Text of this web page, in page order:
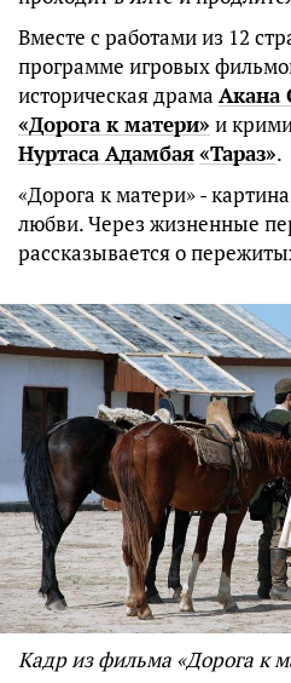
Вместе с работами из 12
программе игровых
историческая драма Акана
«Дорога к матери» и
Нуртаса Адамбая«Тараз».
«Дорога к матери» -
любви. Через жизненные
рассказывается о
Кадр из фильма «Дорога к